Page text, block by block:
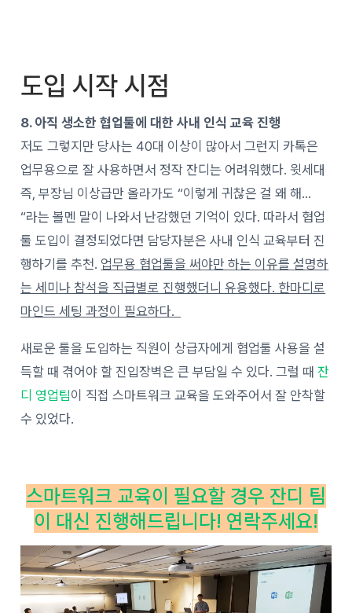
도입 시작 시점
8. 아직 생소한 협업툴에 대한 사내 인식 교육 진행
저도 그렇지만 당사는 40대 이상이 많아서 그런지 카톡은
업무용으로 잘 사용하면서 정작 잔디는 어려워했다. 윗세대
즉, 부장님 이상급만 올라가도 “이렇게 귀찮은 걸 왜 해…
“라는 볼멘 말이 나와서 난감했던 기억이 있다. 따라서 협업
툴 도입이 결정되었다면 담당자분은 사내 인식 교육부터 진
행하기를 추천. 업무용 협업툴을 써야만 하는 이유를 설명하
는 세미나 참석을 직급별로 진행했더니 유용했다. 한마디로
마인드 세팅 과정이 필요하다.
새로운 툴을 도입하는 직원이 상급자에게 협업툴 사용을 설
득할 때 겪어야 할 진입장벽은 큰 부담일 수 있다. 그럴 때잔
디 영업팀이 직접 스마트워크 교육을 도와주어서 잘 안착할
수 있었다.
스마트워크 교육이 필요할 경우 잔디 팀
이 대신 진행해드립니다! 연락주세요!